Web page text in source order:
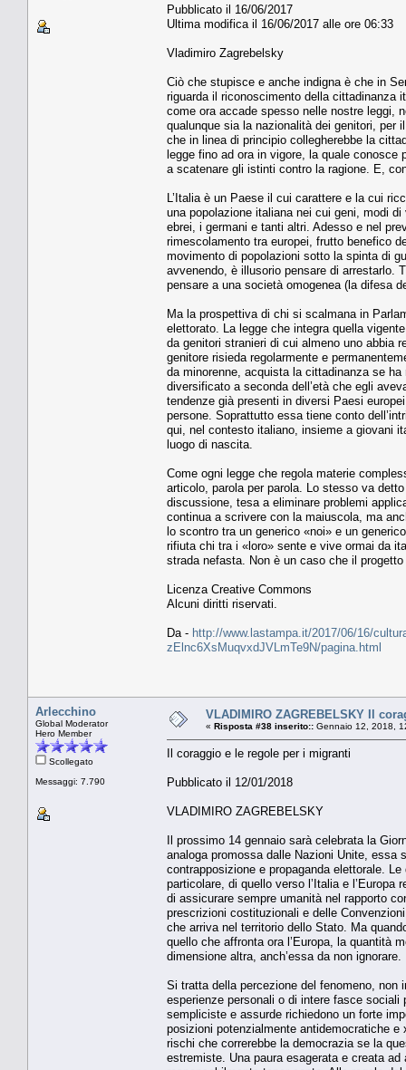
Pubblicato il 16/06/2017
Ultima modifica il 16/06/2017 alle ore 06:33
Vladimiro Zagrebelsky
Ciò che stupisce e anche indigna è che in
riguarda il riconoscimento della cittadinanza
come ora accade spesso nelle nostre leggi,
qualunque sia la nazionalità dei genitori, per
che in linea di principio collegherebbe la
legge fino ad ora in vigore, la quale conosce
a scatenare gli istinti contro la ragione. E,
L’Italia è un Paese il cui carattere e la cui
una popolazione italiana nei cui geni, modi
ebrei, i germani e tanti altri. Adesso e nel
rimescolamento tra europei, frutto benefico
movimento di popolazioni sotto la spinta di
avvenendo, è illusorio pensare di arrestarlo.
pensare a una società omogenea (la difesa
Ma la prospettiva di chi si scalmana in
elettorato. La legge che integra quella
da genitori stranieri di cui almeno uno abbia
genitore risieda regolarmente e
da minorenne, acquista la cittadinanza se
diversificato a seconda dell’età che egli
tendenze già presenti in diversi Paesi
persone. Soprattutto essa tiene conto
qui, nel contesto italiano, insieme a giovani
luogo di nascita.
Come ogni legge che regola materie
articolo, parola per parola. Lo stesso va
discussione, tesa a eliminare problemi
continua a scrivere con la maiuscola, ma
lo scontro tra un generico «noi» e un
rifiuta chi tra i «loro» sente e vive ormai da
strada nefasta. Non è un caso che il
Licenza Creative Commons
Alcuni diritti riservati.
Da - http://www.lastampa.it/2017/06/16/
zElnc6XsMuqvxdJVLmTe9N/pagina.html
Arlecchino
Global Moderator
Hero Member
Scollegato
Messaggi: 7.790
VLADIMIRO ZAGREBELSKY Il
« Risposta #38 inserito:: Gennaio 12, 2018,
Il coraggio e le regole per i migranti
Pubblicato il 12/01/2018
VLADIMIRO ZAGREBELSKY
Il prossimo 14 gennaio sarà celebrata la
analoga promossa dalle Nazioni Unite, essa
contrapposizione e propaganda elettorale.
particolare, di quello verso l’Italia e
di assicurare sempre umanità nel rapporto
prescrizioni costituzionali e delle
che arriva nel territorio dello Stato. Ma
quello che affronta ora l’Europa, la quantità
dimensione altra, anch’essa da non ignorare.
Si tratta della percezione del fenomeno, non
esperienze personali o di intere fasce sociali
sempliciste e assurde richiedono un forte
posizioni potenzialmente antidemocratiche
rischi che correrebbe la democrazia se la
estremiste. Una paura esagerata e creata